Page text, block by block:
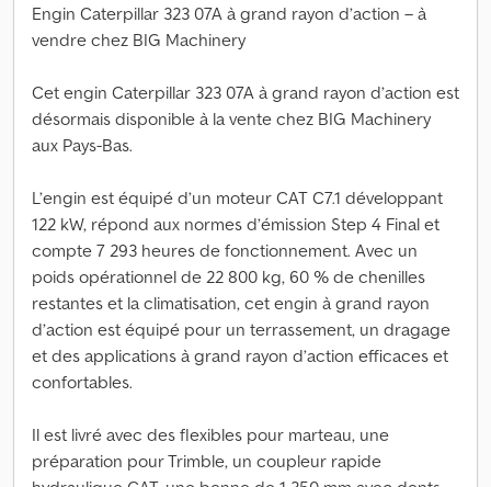
Engin Caterpillar 323 07A à grand rayon d’action – à
vendre chez BIG Machinery
Cet engin Caterpillar 323 07A à grand rayon d’action est
désormais disponible à la vente chez BIG Machinery
aux Pays-Bas.
L’engin est équipé d’un moteur CAT C7.1 développant
122 kW, répond aux normes d’émission Step 4 Final et
compte 7 293 heures de fonctionnement. Avec un
poids opérationnel de 22 800 kg, 60 % de chenilles
restantes et la climatisation, cet engin à grand rayon
d’action est équipé pour un terrassement, un dragage
et des applications à grand rayon d’action efficaces et
confortables.
Il est livré avec des flexibles pour marteau, une
préparation pour Trimble, un coupleur rapide